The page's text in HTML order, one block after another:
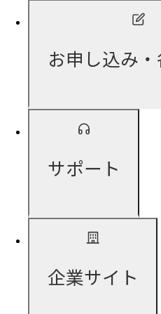
お申し込み
サポート
企業サイト